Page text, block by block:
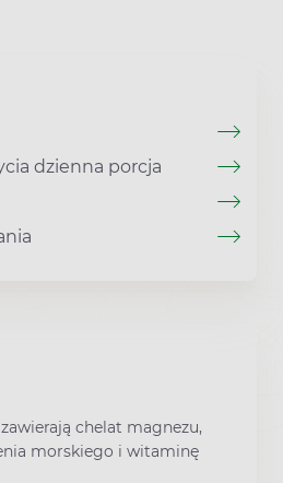
dzienna porcja
chelat magnezu,
morskiego i witaminę